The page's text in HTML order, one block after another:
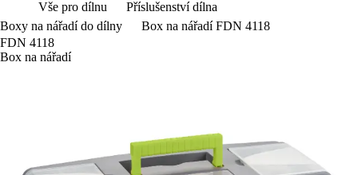
Vše pro dílnu
Příslušenství dílna
Boxy na nářadí do dílny
Box na nářadí FDN 4118
FDN 4118
Box na nářadí